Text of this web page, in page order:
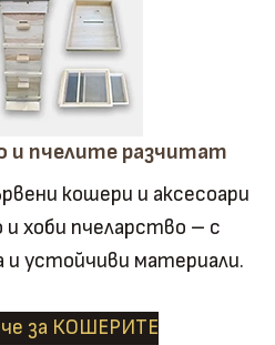
и пчелите разчитат
кошери и аксесоари
и хоби пчеларство – с
и устойчиви материали.
за КОШЕРИТЕ